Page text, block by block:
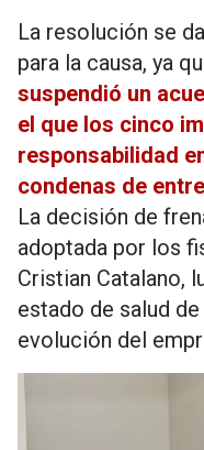
La resolución se
para la causa, ya
suspendió un
el que los cinco
responsabilidad
condenas de
La decisión de
adoptada por los
Cristian Catalano,
estado de salud
evolución del